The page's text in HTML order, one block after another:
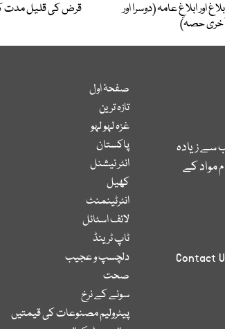
اور ابلاغِ عامہ (دوسرا اور
حصہ)
قرض کی قلیل مدت
سے زیادہ
مواد کے
Contact
صفحۂ اول
تازہ ترین
غزہ لہو لہو
پاکستان
انٹر نیشنل
کھیل
انٹرٹینمنٹ
لائف اسٹائل
ٹاپ ٹرینڈ
دلچسپ و عجیب
صحت
سونے کے نرخ
پیٹرولیم مصنوعات کی قیمتیں